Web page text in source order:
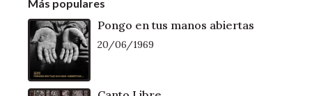
Más populares
Pongo en tus manos abiertas
20/06/1969